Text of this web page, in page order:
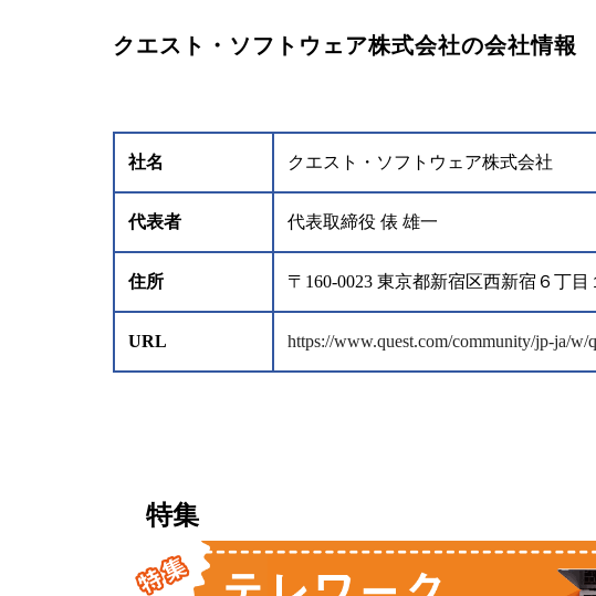
クエスト・ソフトウェア株式会社の会社情報
社名 クエスト・ソフトウェア株式会社
代表者 代表取締役 俵 雄一
住所 〒160-0023 東京都新宿区西新宿６丁
URL https://www.quest.com/community/jp-ja/
特集